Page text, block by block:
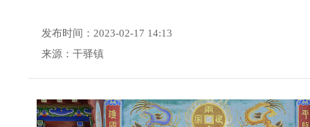
发布时间：2023-02-17 14:13
来源：干驿镇